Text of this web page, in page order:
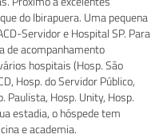
do Ibirapuera. Uma pequena
Servidor e Hospital SP. Para
de acompanhamento
hospitais (Hosp. São
Hosp. do Servidor Público,
Paulista, Hosp. Unity, Hosp.
estadia, o hóspede tem
e academia.